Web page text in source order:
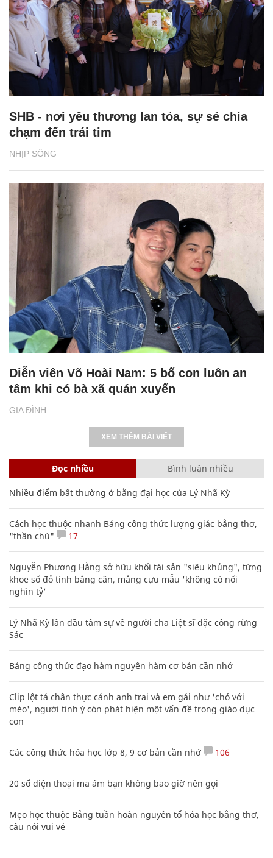
NHỊP SỐNG
SHB - nơi yêu thương lan tỏa, sự sẻ chia
chạm đến trái tim
GIA ĐÌNH
Diễn viên Võ Hoài Nam: 5 bố con luôn an
tâm khi có bà xã quán xuyến
XEM THÊM BÀI VIẾT
Đọc nhiều Bình luận nhiều
Nhiều điểm bất thường ở bằng đại học của Lý Nhã Kỳ
Cách học thuộc nhanh Bảng công thức lượng giác bằng thơ,
"thần chú"
17
Nguyễn Phương Hằng sở hữu khối tài sản "siêu khủng", từng
khoe sổ đỏ tính bằng cân, mắng cựu mẫu 'không có nổi
nghìn tỷ'
Lý Nhã Kỳ lần đầu tâm sự về người cha Liệt sĩ đặc công rừng
Sác
Bảng công thức đạo hàm nguyên hàm cơ bản cần nhớ
Clip lột tả chân thực cảnh anh trai và em gái như 'chó với
mèo', người tinh ý còn phát hiện một vấn đề trong giáo dục
con
Các công thức hóa học lớp 8, 9 cơ bản cần nhớ 106
20 số điện thoại ma ám bạn không bao giờ nên gọi
Mẹo học thuộc Bảng tuần hoàn nguyên tố hóa học bằng thơ,
câu nói vui vẻ